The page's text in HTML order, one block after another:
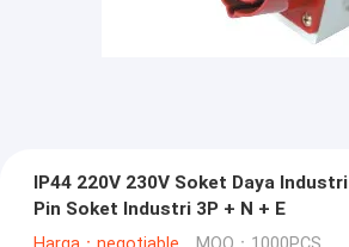
IP44 220V 230V Soket Daya
Pin Soket Industri 3P + N + E